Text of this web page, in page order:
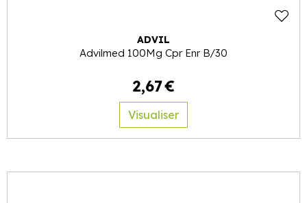
ADVIL
Advilmed 100Mg Cpr Enr B/30
2,67€
Visualiser